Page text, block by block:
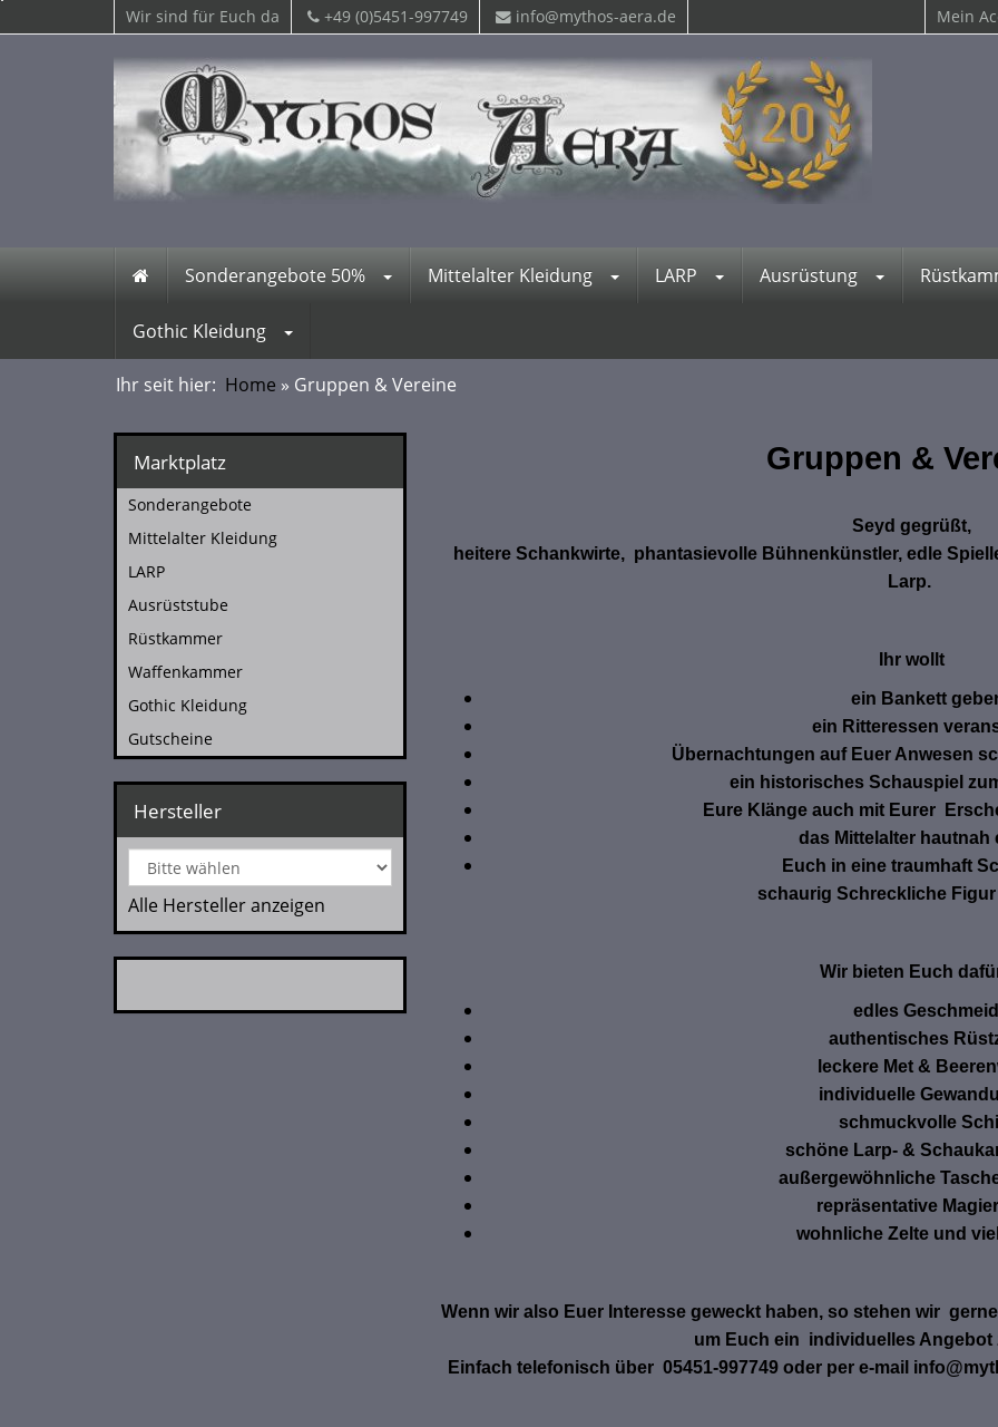
Wir sind für Euch da +49 (0)5451-997749 info@mythos-aera.de Mein
Sonderangebote 50% Mittelalter Kleidung LARP Ausrüstung
Gothic Kleidung
Ihr seit hier: Home » Gruppen & Vereine
Gruppen &
Seyd gegrüßt,
heitere Schankwirte, phantasievolle Bühnenkünstler, edle
Larp.
Ihr wollt
ein Bankett
ein Ritteressen
Übernachtungen auf Euer Anwesen
ein historisches Schauspiel
Eure Klänge auch mit Eurer
das Mittelalter hautnah
Euch in eine traumhaft
schaurig Schreckliche
Wir bieten Euch
edles
authentisches
leckere Met &
individuelle
schmuckvolle
schöne Larp- &
außergewöhnliche
repräsentative
wohnliche Zelte und
Wenn wir also Euer Interesse geweckt haben, so stehen wir
um Euch ein individuelles Angebot
Einfach telefonisch über 05451-997749 oder per e-mail
Marktplatz
Sonderangebote
Mittelalter Kleidung
LARP
Ausrüststube
Rüstkammer
Waffenkammer
Gothic Kleidung
Gutscheine
Hersteller
Alle Hersteller anzeigen